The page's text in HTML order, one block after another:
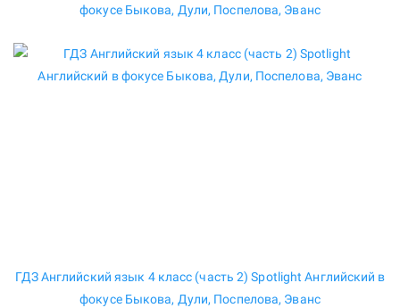
фокусе Быкова, Дули, Поспелова, Эванс
ГДЗ Английский язык 4 класс (часть 2) Spotlight Английский в
фокусе Быкова, Дули, Поспелова, Эванс